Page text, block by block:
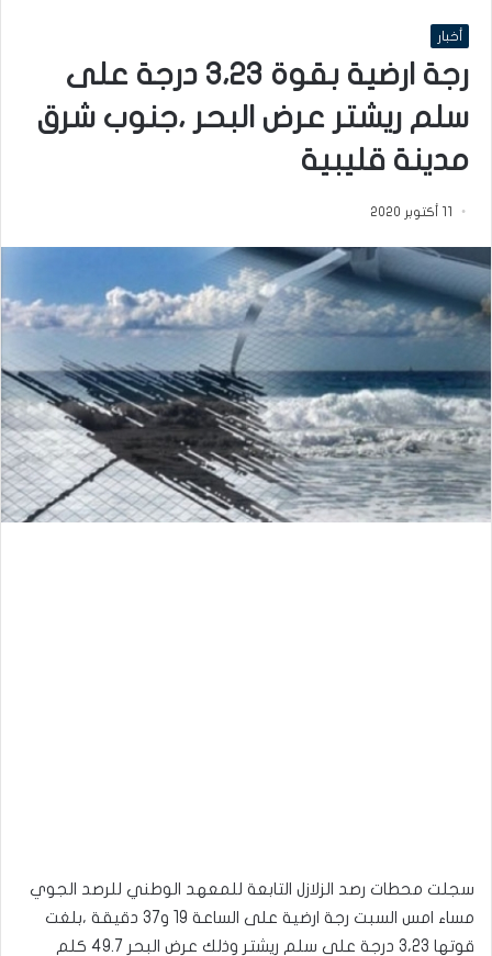
أخبار
رجة ارضية بقوة 3،23 درجة على
سلم ريشتر عرض البحر ،جنوب شرق
مدينة قليبية
11 أكتوبر 2020
سجلت محطات رصد الزلازل التابعة للمعهد الوطني للرصد الجوي
مساء امس السبت رجة ارضية على الساعة 19 و37 دقيقة ،بلغت
قوتها 3،23 درجة على سلم ريشتر وذلك عرض البحر 49.7 كلم